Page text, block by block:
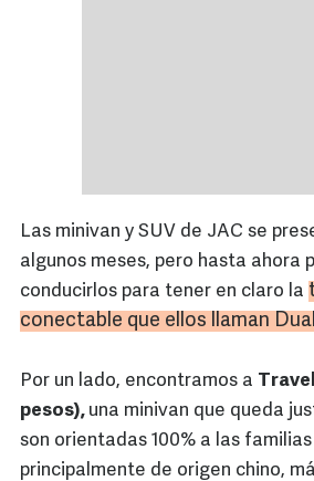
Las minivan y SUV de JAC se
algunos meses, pero hasta ahora
conducirlos para tener en claro la
conectable que ellos llaman Dual
Por un lado, encontramos a
pesos), una minivan que queda
son orientadas 100% a las familias
principalmente de origen chino,